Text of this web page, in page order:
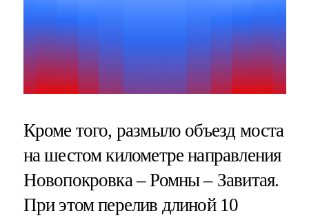
Кроме того, размыло объезд моста
на шестом километре направления
Новопокровка – Ромны – Завитая.
При этом перелив длиной 10